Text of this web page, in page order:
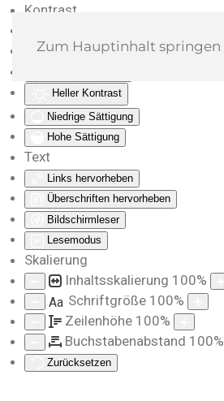
Kontrast
Monochrom
Heller Kontrast
Niedrige Sättigung
Hohe Sättigung
Text
Links hervorheben
Überschriften hervorheben
Bildschirmleser
Lesemodus
Skalierung
Inhaltsskalierung 100%
Aa Schriftgröße 100%
Zeilenhöhe 100%
Buchstabenabstand 100%
Zurücksetzen
Zum Hauptinhalt springen